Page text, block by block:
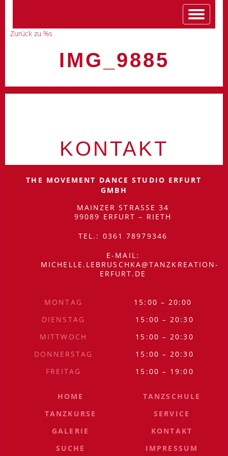
Zurück zu %s
IMG_9885
KONTAKT
ÖFFNUNGSZEITEN
SITEMAP
THE MOVEMENT DANCE STUDIO ERFURT
GMBH
MAINZER STRASSE 34
99089 ERFURT – RIETH
TEL.: 0361 78979346
E-MAIL:
MICHELLE.LEBRUSCHKA@TANZKREATION-
ERFURT.DE
MONTAG
15:00 – 20:00
DIENSTAG
15:00 – 20:30
MITTWOCH
15:00 – 20:30
DONNERSTAG
15:00 – 20:30
FREITAG
15:00 – 19:00
HOME
TANZSCHULE
TANZKURSE
SERVICE
GALERIE
KONTAKT
SUCHE
IMPRESSUM